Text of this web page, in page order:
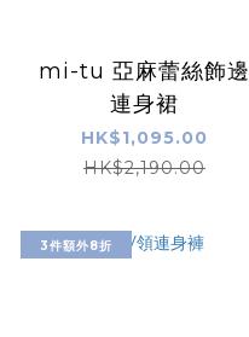
mi-tu 亞麻蕾絲飾邊
連身裙
HK$1,095.00
HK$2,190.00
3件額外8折